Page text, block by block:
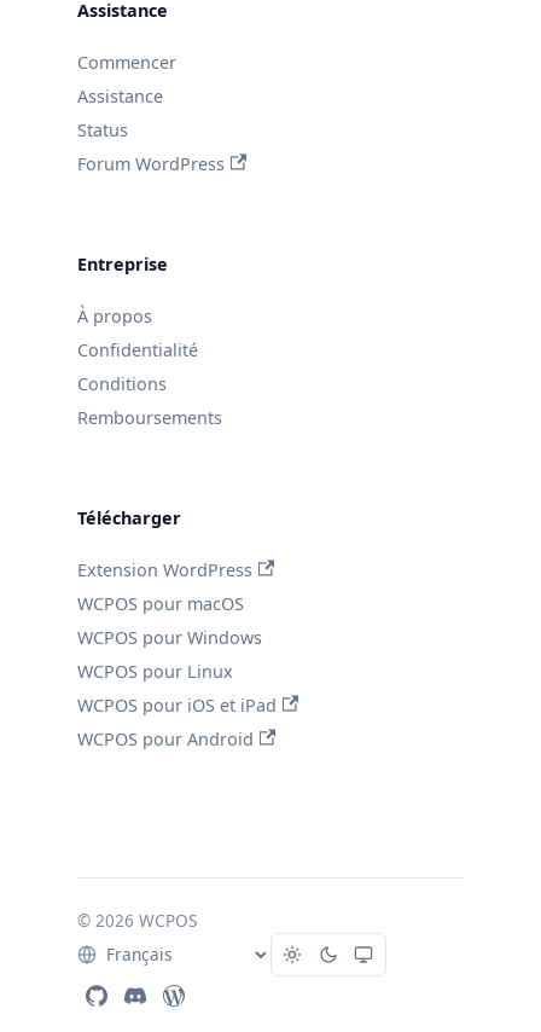
Assistance
Commencer
Assistance
Status
Forum WordPress
Entreprise
À propos
Confidentialité
Conditions
Remboursements
Télécharger
Extension WordPress
WCPOS pour macOS
WCPOS pour Windows
WCPOS pour Linux
WCPOS pour iOS et iPad
WCPOS pour Android
© 2026 WCPOS